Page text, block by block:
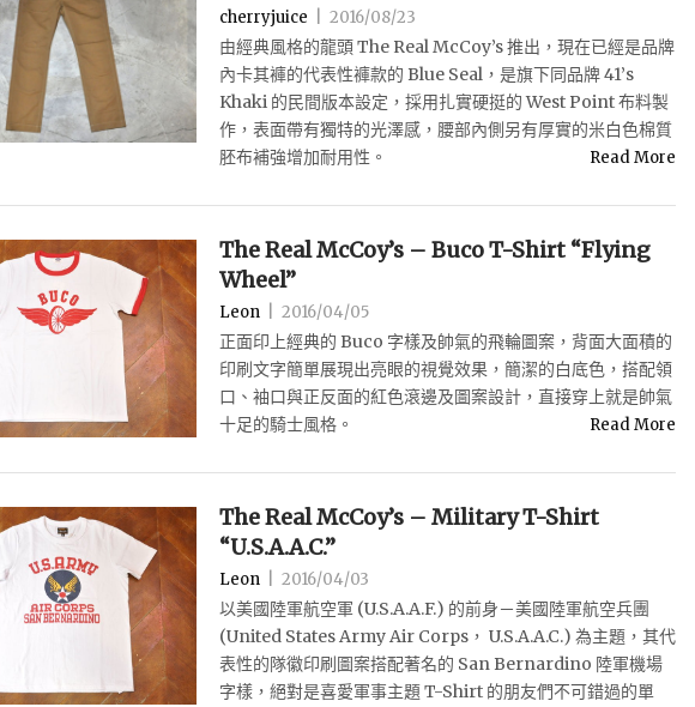
cherryjuice 2016/08/23
由經典風格的龍頭 The Real McCoy’s 推出，現在已經是品牌
內卡其褲的代表性褲款的 Blue Seal，是旗下同品牌 41’s
Khaki 的民間版本設定，採用扎實硬挺的 West Point 布料製
作，表面帶有獨特的光澤感，腰部內側另有厚實的米白色棉質
胚布補強增加耐用性。
Read More
The Real McCoy’s – Buco T-Shirt “Flying
Wheel”
Leon 2016/04/05
正面印上經典的 Buco 字樣及帥氣的飛輪圖案，背面大面積的
印刷文字簡單展現出亮眼的視覺效果，簡潔的白底色，搭配領
口、袖口與正反面的紅色滾邊及圖案設計，直接穿上就是帥氣
十足的騎士風格。
Read More
The Real McCoy’s – Military T-Shirt
“U.S.A.A.C.”
Leon 2016/04/03
以美國陸軍航空軍 (U.S.A.A.F.) 的前身－美國陸軍航空兵團
(United States Army Air Corps， U.S.A.A.C.) 為主題，其代
表性的隊徽印刷圖案搭配著名的 San Bernardino 陸軍機場
字樣，絕對是喜愛軍事主題 T-Shirt 的朋友們不可錯過的單